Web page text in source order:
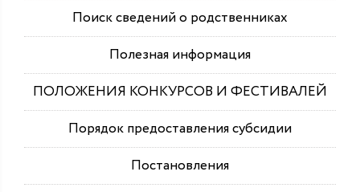
Поиск сведений о родственниках
Полезная информация
ПОЛОЖЕНИЯ КОНКУРСОВ И ФЕСТИВАЛЕЙ
Порядок предоставления субсидии
Постановления